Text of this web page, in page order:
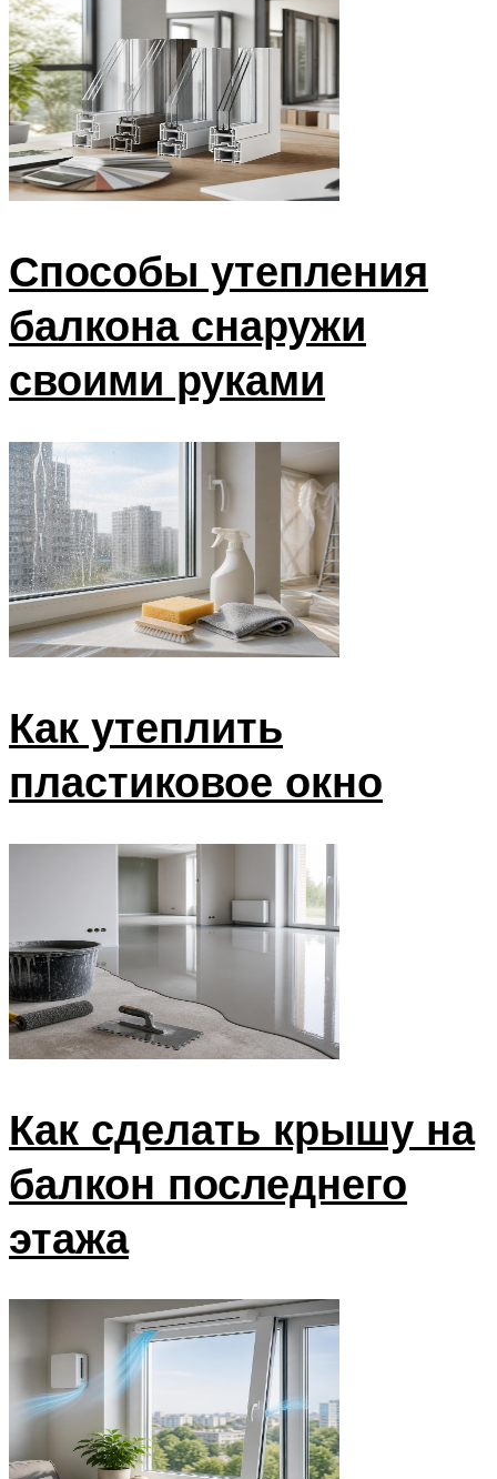
Способы утепления
балкона снаружи
своими руками
Как утеплить
пластиковое окно
Как сделать крышу на
балкон последнего
этажа